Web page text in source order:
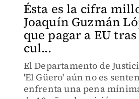
Ésta es la cifra
Joaquín Guzmán
que pagar a EU
cul...
El Departamento de
'El Güero' aún no es
enfrenta una pena